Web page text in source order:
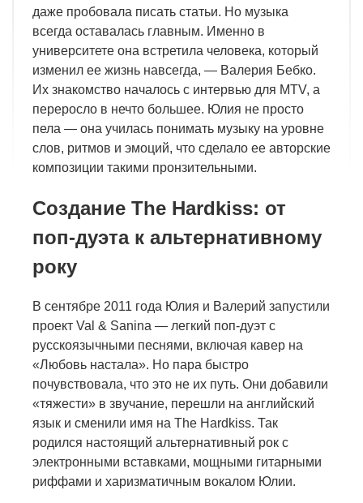
даже пробовала писать статьи. Но музыка
всегда оставалась главным. Именно в
университете она встретила человека, который
изменил ее жизнь навсегда, — Валерия Бебко.
Их знакомство началось с интервью для MTV, а
переросло в нечто большее. Юлия не просто
пела — она училась понимать музыку на уровне
слов, ритмов и эмоций, что сделало ее авторские
композиции такими пронзительными.
Создание The Hardkiss: от
поп-дуэта к альтернативному
року
В сентябре 2011 года Юлия и Валерий запустили
проект Val & Sanina — легкий поп-дуэт с
русскоязычными песнями, включая кавер на
«Любовь настала». Но пара быстро
почувствовала, что это не их путь. Они добавили
«тяжести» в звучание, перешли на английский
язык и сменили имя на The Hardkiss. Так
родился настоящий альтернативный рок с
электронными вставками, мощными гитарными
риффами и харизматичным вокалом Юлии.